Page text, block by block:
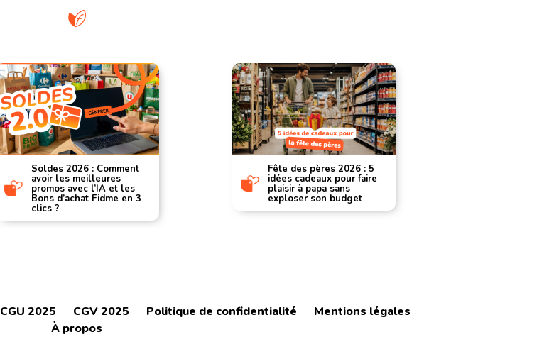
Soldes 2026 : Comment
avoir les meilleures
promos avec l’IA et les
Bons d’achat Fidme en 3
clics ?
Fête des pères 2026 : 5
idées cadeaux pour faire
plaisir à papa sans
exploser son budget
CGU 2025 CGV 2025 Politique de confidentialité
Mentions légales
À propos